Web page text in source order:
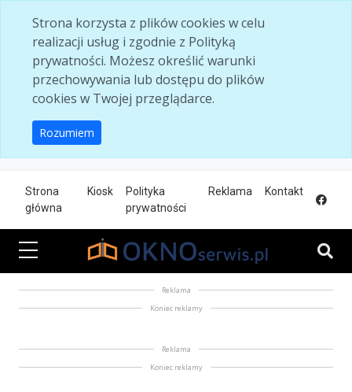
Strona korzysta z plików cookies w celu
realizacji usług i zgodnie z Polityką
prywatności. Możesz określić warunki
przechowywania lub dostępu do plików
cookies w Twojej przeglądarce.
Rozumiem
Strona
główna
Kiosk
Polityka
prywatności
Reklama Kontakt
Reklama
Koniec reklamy
Reklama
Koniec reklamy